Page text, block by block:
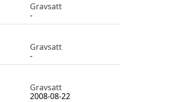
Gravsatt
-
Gravsatt
-
Gravsatt
2008-08-22